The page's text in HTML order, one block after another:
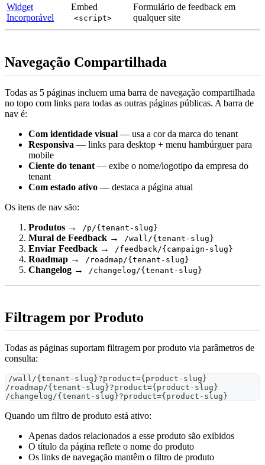
Widget
Incorporável
Embed
<script>
Formulário de feedback em
qualquer site
Navegação Compartilhada
Todas as 5 páginas incluem uma barra de navegação compartilhada
no topo com links para todas as outras páginas públicas. A barra de
nav é:
Com identidade visual — usa a cor da marca do tenant
Responsiva — links para desktop + menu hambúrguer para
mobile
Ciente do tenant — exibe o nome/logotipo da empresa do
tenant
Com estado ativo — destaca a página atual
Os itens de nav são:
Produtos → /p/{tenant-slug}
Mural de Feedback → /wall/{tenant-slug}
Enviar Feedback → /feedback/{campaign-slug}
Roadmap → /roadmap/{tenant-slug}
Changelog → /changelog/{tenant-slug}
Filtragem por Produto
Todas as páginas suportam filtragem por produto via parâmetros de
consulta:
/wall/{tenant-slug}?product={product-slug}
/roadmap/{tenant-slug}?product={product-slug}
/changelog/{tenant-slug}?product={product-slug}
Quando um filtro de produto está ativo:
Apenas dados relacionados a esse produto são exibidos
O título da página reflete o nome do produto
Os links de navegação mantêm o filtro de produto